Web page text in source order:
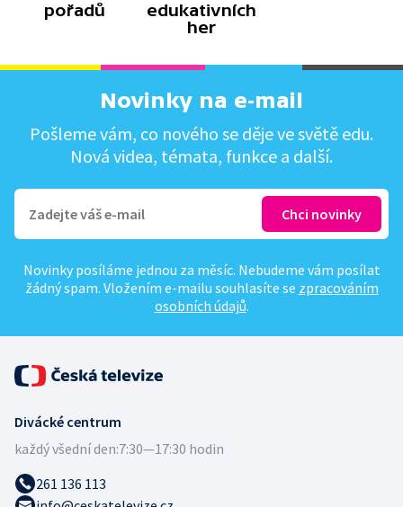
pořadů
edukativních
her
Novinky na e-mail
Pošleme vám, co nového se děje ve světě edu.
Nová videa, témata, funkce a další.
Novinky posíláme jednou za měsíc. Nebudeme vám posílat
žádný spam. Vložením e-mailu souhlasíte se zpracováním
osobních údajů.